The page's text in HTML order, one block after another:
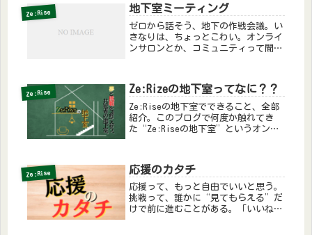
楽しむ「カラオケ専門」タイプ。当時
はいきものがかりが大好きで、キー
の...
Ze:Rise 地下室ミーティング
ゼロから話そう、地下の作戦会議。い
きなりは、ちょっとこわい。オンライ
ンサロンとか、コミュニティって聞く
てしまう気持ち、正直あると思う。だ
からこそ、Ze:Riseの地下室の最...
Ze:Rise Ze:Rizeの地下室ってなに？？
Ze:Riseの地下室でできること、全部
紹介。このブログで何度か触れてき
た“Ze:Riseの地下室”というオンラ
んと答えます。Ze:Ris...
Ze:Rise 応援のカタチ
応援って、もっと自由でいいと思う。
挑戦って、誰かに“見てもらえる”だ
けで前に進むことがある。「いいね」